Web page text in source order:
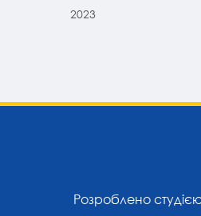
2023
Розроблено